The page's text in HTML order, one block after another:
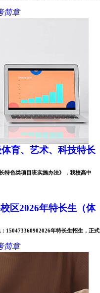
简章
育、艺术、科技特长
特色类项目班实施办法》，我校高中
区2026年特长生（体
150473360902026年特长生招生，正式
简章